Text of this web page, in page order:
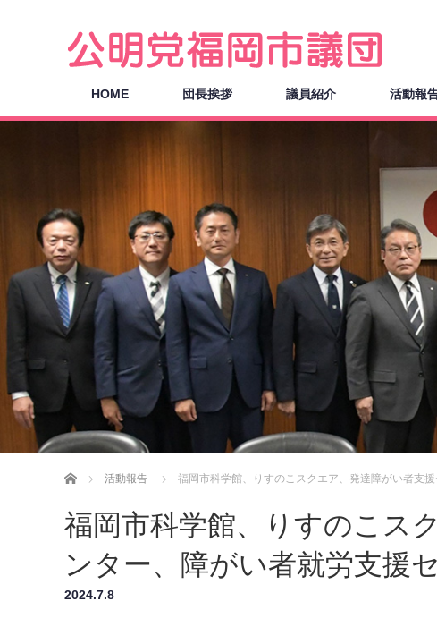
HOME 団長挨拶 議員紹介 活動報
ホーム 活動報告 福岡市科学館、りすのこスクエア、発達障がい者支
福岡市科学館、りすのこス
ンター、障がい者就労支援
2024.7.8